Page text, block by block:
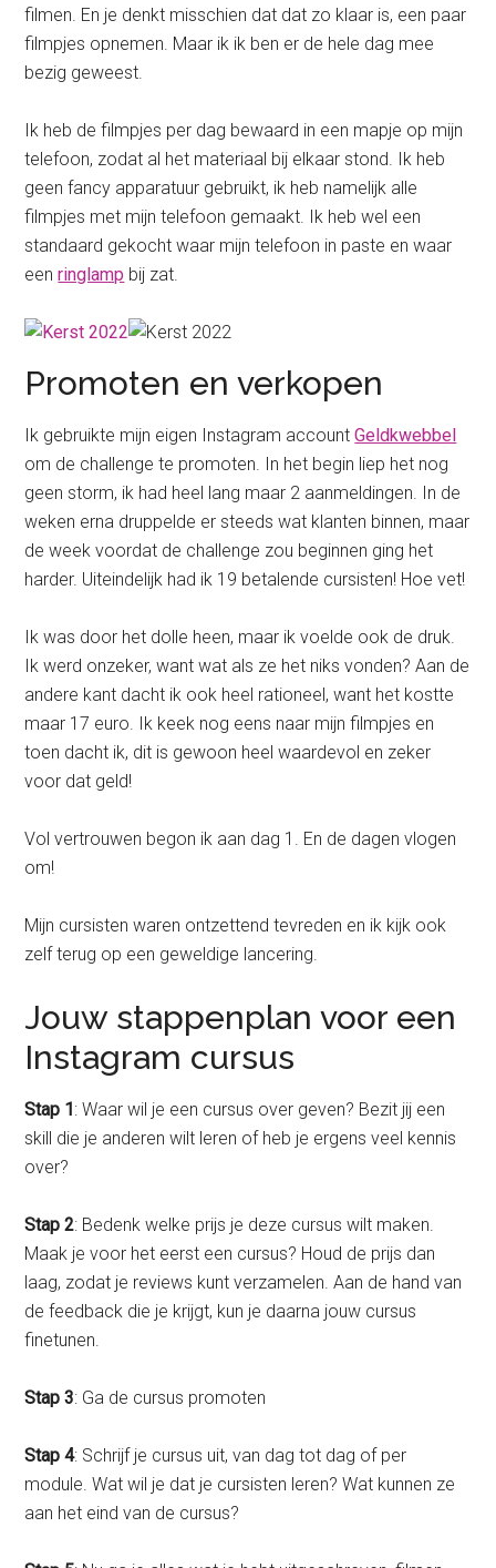
filmen. En je denkt misschien dat dat zo klaar is, een paar
filmpjes opnemen. Maar ik ik ben er de hele dag mee
bezig geweest.
Ik heb de filmpjes per dag bewaard in een mapje op mijn
telefoon, zodat al het materiaal bij elkaar stond. Ik heb
geen fancy apparatuur gebruikt, ik heb namelijk alle
filmpjes met mijn telefoon gemaakt. Ik heb wel een
standaard gekocht waar mijn telefoon in paste en waar
eenringlamp bij zat.
Promoten en verkopen
Ik gebruikte mijn eigen Instagram accountGeldkwebbel
om de challenge te promoten. In het begin liep het nog
geen storm, ik had heel lang maar 2 aanmeldingen. In de
weken erna druppelde er steeds wat klanten binnen, maar
de week voordat de challenge zou beginnen ging het
harder. Uiteindelijk had ik 19 betalende cursisten! Hoe vet!
Ik was door het dolle heen, maar ik voelde ook de druk.
Ik werd onzeker, want wat als ze het niks vonden? Aan de
andere kant dacht ik ook heel rationeel, want het kostte
maar 17 euro. Ik keek nog eens naar mijn filmpjes en
toen dacht ik, dit is gewoon heel waardevol en zeker
voor dat geld!
Vol vertrouwen begon ik aan dag 1. En de dagen vlogen
om!
Mijn cursisten waren ontzettend tevreden en ik kijk ook
zelf terug op een geweldige lancering.
Jouw stappenplan voor een
Instagram cursus
Stap 1 : Waar wil je een cursus over geven? Bezit jij een
skill die je anderen wilt leren of heb je ergens veel kennis
over?
Stap 2: Bedenk welke prijs je deze cursus wilt maken.
Maak je voor het eerst een cursus? Houd de prijs dan
laag, zodat je reviews kunt verzamelen. Aan de hand van
de feedback die je krijgt, kun je daarna jouw cursus
finetunen.
Stap 3: Ga de cursus promoten
Stap 4: Schrijf je cursus uit, van dag tot dag of per
module. Wat wil je dat je cursisten leren? Wat kunnen ze
aan het eind van de cursus?